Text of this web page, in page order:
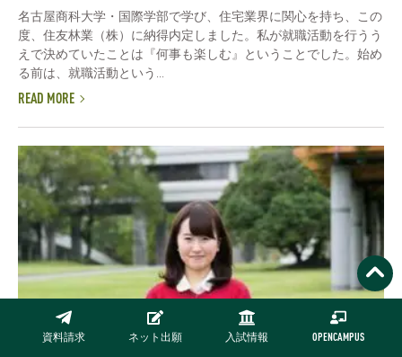
資料請求 ネット出願 入試情報 OPENCAMPUS
名古屋商科大学・国際学部で学び、住宅業界に関心を持ち、この
度、住友林業（株）に納得内定しました。私が就職活動を行うう
えで決めていたことは『何事も楽しむ』ということでした。始め
る前は、就職活動という...
READ MORE